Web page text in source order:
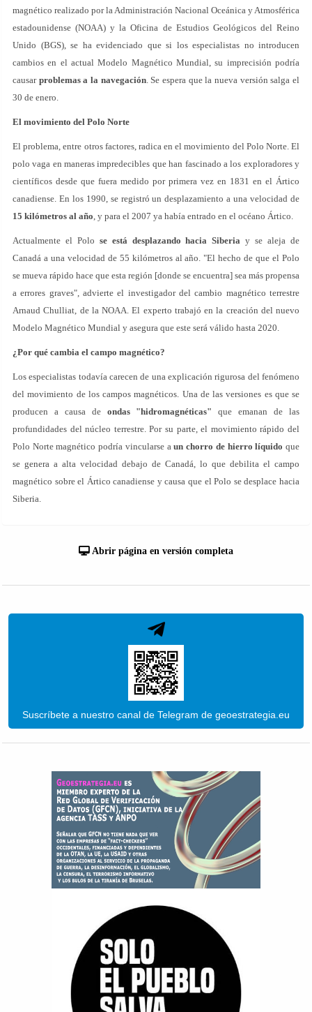
magnético realizado por la Administración Nacional Oceánica y Atmosférica
estadounidense (NOAA) y la Oficina de Estudios Geológicos del Reino
Unido (BGS), se ha evidenciado que si los especialistas no introducen
cambios en el actual Modelo Magnético Mundial, su imprecisión podría
causar problemas a la navegación. Se espera que la nueva versión salga el
30 de enero.
El movimiento del Polo Norte
El problema, entre otros factores, radica en el movimiento del Polo Norte. El
polo vaga en maneras impredecibles que han fascinado a los exploradores y
científicos desde que fuera medido por primera vez en 1831 en el Ártico
canadiense. En los 1990, se registró un desplazamiento a una velocidad de
15 kilómetros al año, y para el 2007 ya había entrado en el océano Ártico.
Actualmente el Polo se está desplazando hacia Siberia y se aleja de
Canadá a una velocidad de 55 kilómetros al año. "El hecho de que el Polo
se mueva rápido hace que esta región [donde se encuentra] sea más propensa
a errores graves", advierte el investigador del cambio magnético terrestre
Arnaud Chulliat, de la NOAA. El experto trabajó en la creación del nuevo
Modelo Magnético Mundial y asegura que este será válido hasta 2020.
¿Por qué cambia el campo magnético?
Los especialistas todavía carecen de una explicación rigurosa del fenómeno
del movimiento de los campos magnéticos. Una de las versiones es que se
producen a causa de ondas "hidromagnéticas" que emanan de las
profundidades del núcleo terrestre. Por su parte, el movimiento rápido del
Polo Norte magnético podría vincularse aun chorro de hierro líquido que
se genera a alta velocidad debajo de Canadá, lo que debilita el campo
magnético sobre el Ártico canadiense y causa que el Polo se desplace hacia
Siberia.
Abrir página en versión completa
Suscríbete a nuestro canal de Telegram de geoestrategia.eu